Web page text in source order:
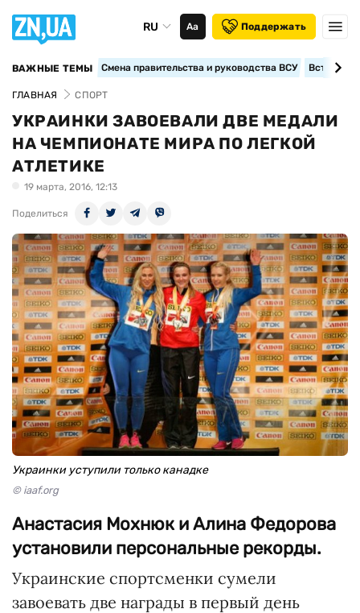
RU Аа Поддержать
ВАЖНЫЕ ТЕМЫ Смена правительства и руководства ВСУ
ГЛАВНАЯ СПОРТ
УКРАИНКИ ЗАВОЕВАЛИ ДВЕ МЕДАЛИ
НА ЧЕМПИОНАТЕ МИРА ПО ЛЕГКОЙ
АТЛЕТИКЕ
19 марта, 2016, 12:13
Поделиться
Украинки уступили только канадке
© iaaf.org
Анастасия Мохнюк и Алина Федорова
установили персональные рекорды.
Украинские спортсменки сумели
завоевать две награды в первый день